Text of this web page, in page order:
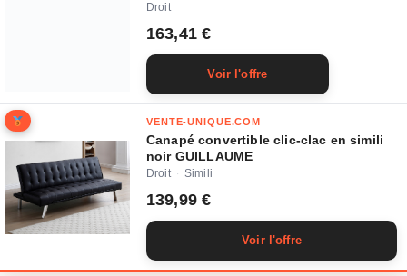
Droit
163,41 €
Voir l'offre
VENTE-UNIQUE.COM
Canapé convertible clic-clac en simili
noir GUILLAUME
Droit · Simili
139,99 €
Voir l'offre